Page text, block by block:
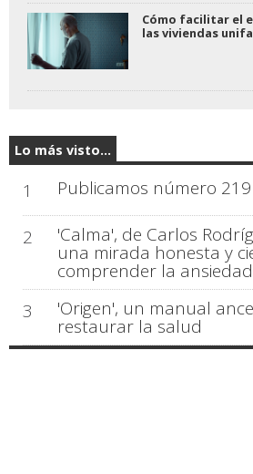
Cómo facilitar el
las viviendas
Lo más visto...
1 Publicamos número
2 'Calma', de Carlos
una mirada honesta y
comprender la ansiedad
3
'Origen', un manual
restaurar la salud